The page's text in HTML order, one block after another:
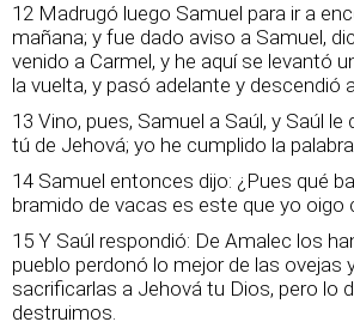
12 Madrugó luego Samuel para ir a
mañana; y fue dado aviso a Samuel,
venido a Carmel, y he aquí se levantó
la vuelta, y pasó adelante y descendió
13 Vino, pues, Samuel a Saúl, y Saúl le
tú de Jehová; yo he cumplido la
14 Samuel entonces dijo: ¿Pues qué
bramido de vacas es este que yo oigo
15 Y Saúl respondió: De Amalec los
pueblo perdonó lo mejor de las ovejas
sacrificarlas a Jehová tu Dios, pero lo
destruimos.